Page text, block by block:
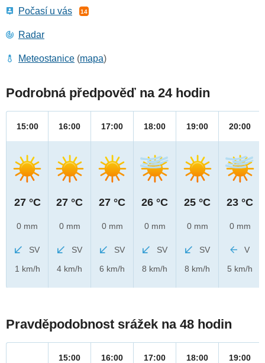
Počasí u vás 14
Radar
Meteostanice (mapa)
Podrobná předpověď na 24 hodin
15:00
27 °C
0 mm
SV
1 km/h
16:00
27 °C
0 mm
SV
4 km/h
17:00
27 °C
0 mm
SV
6 km/h
18:00
26 °C
0 mm
SV
8 km/h
19:00
25 °C
0 mm
SV
8 km/h
20:00
23 °C
0 mm
V
5 km/h
Pravděpodobnost srážek na 48 hodin
15:00
16:00
17:00
18:00
19:00